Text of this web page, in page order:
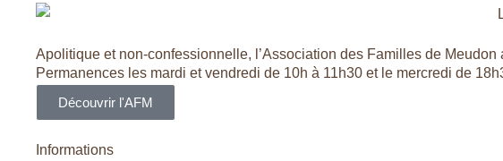
Apolitique et non-confessionnelle, l’Association des Familles de
Permanences les mardi et vendredi de 10h à 11h30 et le mercredi de
Découvrir l'AFM
Informations